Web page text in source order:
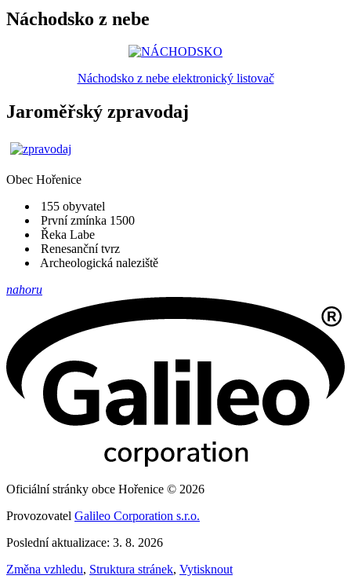
Náchodsko z nebe
Náchodsko z nebe elektronický listovač
Jaroměřský zpravodaj
Obec Hořenice
155 obyvatel
První zmínka 1500
Řeka Labe
Renesanční tvrz
Archeologická naleziště
nahoru
Oficiální stránky obce Hořenice © 2026
Provozovatel Galileo Corporation s.r.o.
Poslední aktualizace: 3. 8. 2026
Změna vzhledu, Struktura stránek, Vytisknout